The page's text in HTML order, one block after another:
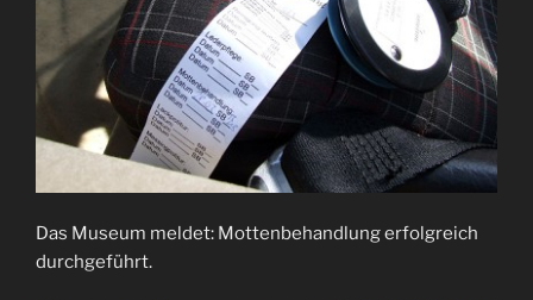
Das Museum meldet: Mottenbehandlung erfolgreich
durchgeführt.